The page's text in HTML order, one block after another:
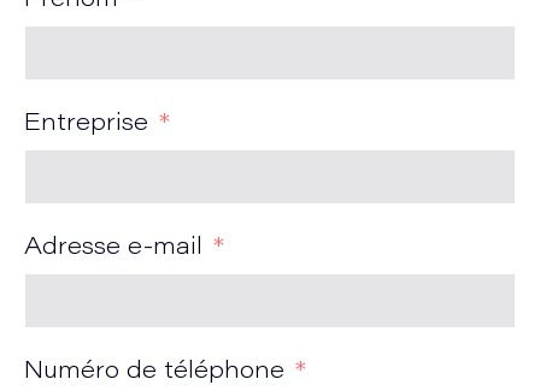
Entreprise
Adresse e-mail
Numéro de téléphone